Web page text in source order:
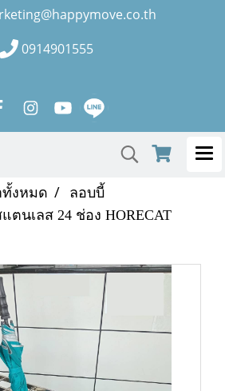
0914901555
งหมด
ลอบบี้
ตนเลส 24 ช่อง HORECAT